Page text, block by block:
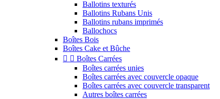
Ballotins texturés
Ballotins Rubans Unis
Ballotins rubans imprimés
Ballochocs
Boîtes Bois
Boîtes Cake et Bûche
  Boîtes Carrées
Boîtes carrées unies
Boîtes carrées avec couvercle opaque
Boîtes carrées avec couvercle transparent
Autres boîtes carrées